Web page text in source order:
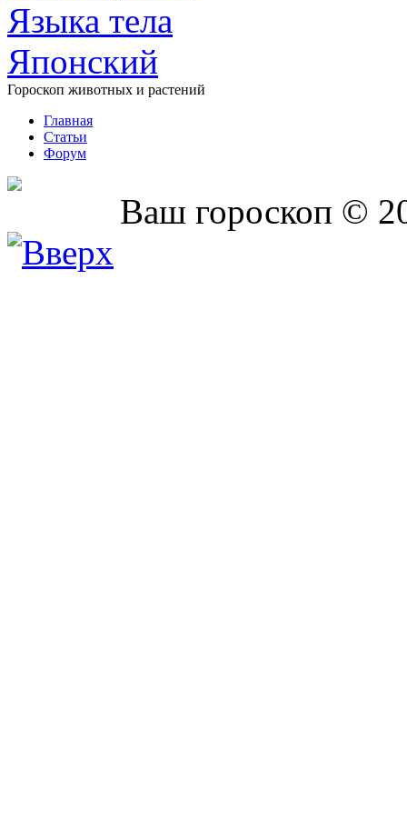
Языка тела
Японский
Гороскоп животных и растений
Главная
Статьи
Форум
Ваш гороскоп ©